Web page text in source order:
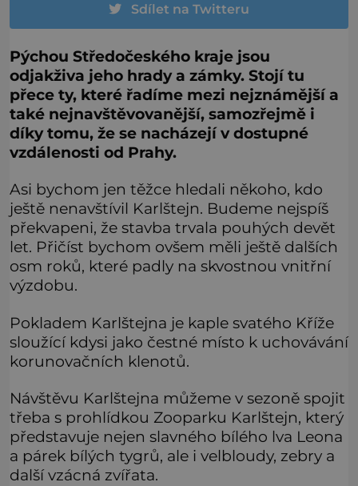
Sdílet na Twitteru
Pýchou Středočeského kraje jsou
odjakživa jeho hrady a zámky. Stojí tu
přece ty, které řadíme mezi nejznámější a
také nejnavštěvovanější, samozřejmě i
díky tomu, že se nacházejí v dostupné
vzdálenosti od Prahy.
Asi bychom jen těžce hledali někoho, kdo
ještě nenavštívil Karlštejn. Budeme nejspíš
překvapeni, že stavba trvala pouhých devět
let. Přičíst bychom ovšem měli ještě dalších
osm roků, které padly na skvostnou vnitřní
výzdobu.
Pokladem Karlštejna je kaple svatého Kříže
sloužící kdysi jako čestné místo k uchovávání
korunovačních klenotů.
Návštěvu Karlštejna můžeme v sezoně spojit
třeba s prohlídkou Zooparku Karlštejn, který
představuje nejen slavného bílého lva Leona
a párek bílých tygrů, ale i velbloudy, zebry a
další vzácná zvířata.